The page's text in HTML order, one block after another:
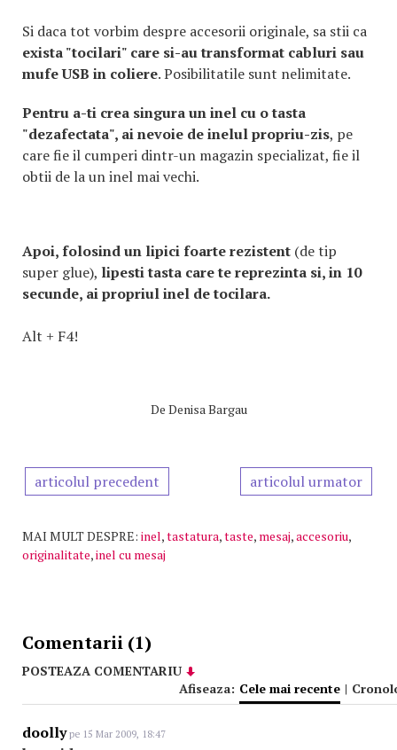
Si daca tot vorbim despre accesorii originale, sa stii ca
exista "tocilari" care si-au transformat cabluri sau
mufe USB in coliere. Posibilitatile sunt nelimitate.
Pentru a-ti crea singura un inel cu o tasta
"dezafectata", ai nevoie de inelul propriu-zis, pe
care fie il cumperi dintr-un magazin specializat, fie il
obtii de la un inel mai vechi.
Apoi, folosind un lipici foarte rezistent (de tip
super glue), lipesti tasta care te reprezinta si, in 10
secunde, ai propriul inel de tocilara.
Alt + F4!
De Denisa Bargau
articolul precedent articolul urmator
MAI MULT DESPRE: inel,tastatura,taste, mesaj,accesoriu,
originalitate,inel cu mesaj
Comentarii (1)
POSTEAZA COMENTARIU
Afiseaza: Cele mai recente |
doollype 15 Mar 2009, 18:47